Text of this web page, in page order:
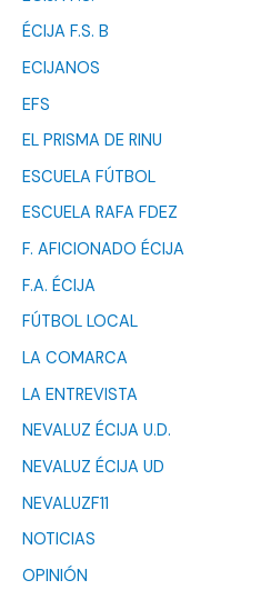
ÉCIJA F.S. B
ECIJANOS
EFS
EL PRISMA DE RINU
ESCUELA FÚTBOL
ESCUELA RAFA FDEZ
F. AFICIONADO ÉCIJA
F.A. ÉCIJA
FÚTBOL LOCAL
LA COMARCA
LA ENTREVISTA
NEVALUZ ÉCIJA U.D.
NEVALUZ ÉCIJA UD
NEVALUZF11
NOTICIAS
OPINIÓN